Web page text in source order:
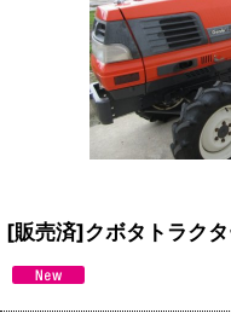
[販売済]クボタトラク